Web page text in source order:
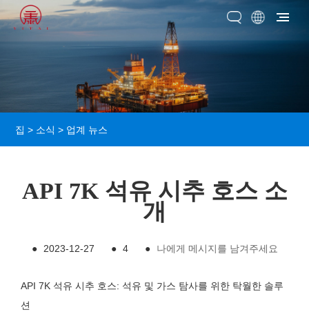
집 > 소식 > 업계 뉴스
API 7K 석유 시추 호스 소
개
● 2023-12-27 ● 4 ● 나에게 메시지를 남겨주세요
API 7K 석유 시추 호스: 석유 및 가스 탐사를 위한 탁월한 솔루
션